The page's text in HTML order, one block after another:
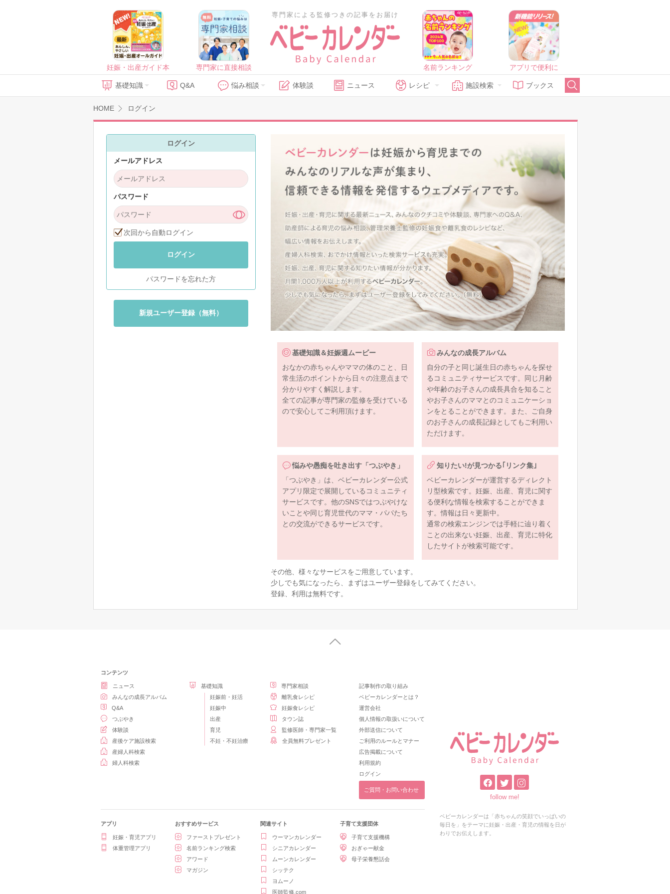
妊娠・出産ガイド本 専門家に直接相談
専門家による監修つきの記事をお届け
名前ランキング アプリで便利に
基礎知識 Q&A 悩み相談 体験談 ニュース レシピ 施設検索 ブックス
HOME ログイン
ログイン
メールアドレス
パスワード
次回から自動ログイン
ログイン
パスワードを忘れた方
新規ユーザー登録（無料）
基礎知識＆妊娠週ムービー
おなかの赤ちゃんやママの体のこと、日
常生活のポイントから日々の注意点まで
分かりやすく解説します。
全ての記事が専門家の監修を受けている
ので安心してご利用頂けます。
みんなの成長アルバム
自分の子と同じ誕生日の赤ちゃんを探せ
るコミュニティサービスです。同じ月齢
や年齢のお子さんの成長具合を知ること
やお子さんのママとのコミュニケーショ
ンをとることができます。また、ご自身
のお子さんの成長記録としてもご利用い
ただけます。
悩みや愚痴を吐き出す「つぶやき」
「つぶやき」は、ベビーカレンダー公式
アプリ限定で展開しているコミュニティ
サービスです。他のSNSではつぶやけな
いことや同じ育児世代のママ・パパたち
との交流ができるサービスです。
知りたい!が見つかる｢リンク集｣
ベビーカレンダーが運営するディレクト
リ型検索です。妊娠、出産、育児に関す
る便利な情報を検索することができま
す。情報は日々更新中。
通常の検索エンジンでは手軽に辿り着く
ことの出来ない妊娠、出産、育児に特化
したサイトが検索可能です。
その他、様々なサービスをご用意しています。
少しでも気になったら、まずはユーザー登録をしてみてください。
登録、利用は無料です。
コンテンツ
ニュース
みんなの成長アルバム
Q&A
つぶやき
体験談
産後ケア施設検索
産婦人科検索
婦人科検索
基礎知識
妊娠前・妊活
妊娠中
出産
育児
不妊・不妊治療
専門家相談
離乳食レシピ
妊娠食レシピ
タウン誌
監修医師・専門家一覧
全員無料プレゼント
記事制作の取り組み
ベビーカレンダーとは？
運営会社
個人情報の取扱いについて
外部送信について
ご利用のルールとマナー
広告掲載について
利用規約
ログイン
ご質問・お問い合わせ
アプリ
妊娠・育児アプリ
体重管理アプリ
おすすめサービス
ファーストプレゼント
名前ランキング検索
アワード
マガジン
関連サイト
ウーマンカレンダー
シニアカレンダー
ムーンカレンダー
シッテク
ヨムーノ
医師監修.com
子育て支援団体
子育て支援機構
おぎゃー献金
母子栄養懇話会
follow me!
ベビーカレンダーは「赤ちゃんの笑顔でいっぱいの
毎日を」をテーマに妊娠・出産・育児の情報を日が
わりでお伝えします。